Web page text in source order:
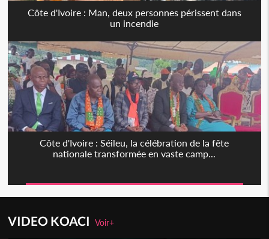
Côte d'Ivoire : Man, deux personnes périssent dans
un incendie
Côte d'Ivoire : Séileu, la célébration de la fête
nationale transformée en vaste camp...
VIDEO KOACIVoir+